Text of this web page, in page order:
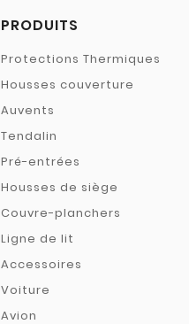
PRODUITS
Protections Thermiques
Housses couverture
Auvents
Tendalin
Pré-entrées
Housses de siège
Couvre-planchers
Ligne de lit
Accessoires
Voiture
Avion